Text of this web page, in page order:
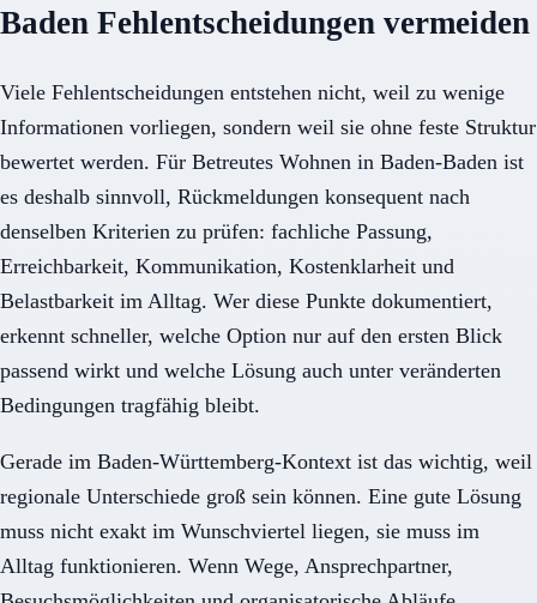
Baden Fehlentscheidungen vermeiden
Viele Fehlentscheidungen entstehen nicht, weil zu wenige
Informationen vorliegen, sondern weil sie ohne feste Struktur
bewertet werden. Für Betreutes Wohnen in Baden-Baden ist
es deshalb sinnvoll, Rückmeldungen konsequent nach
denselben Kriterien zu prüfen: fachliche Passung,
Erreichbarkeit, Kommunikation, Kostenklarheit und
Belastbarkeit im Alltag. Wer diese Punkte dokumentiert,
erkennt schneller, welche Option nur auf den ersten Blick
passend wirkt und welche Lösung auch unter veränderten
Bedingungen tragfähig bleibt.
Gerade im Baden-Württemberg-Kontext ist das wichtig, weil
regionale Unterschiede groß sein können. Eine gute Lösung
muss nicht exakt im Wunschviertel liegen, sie muss im
Alltag funktionieren. Wenn Wege, Ansprechpartner,